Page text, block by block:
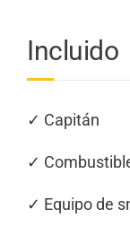
Incluido
✓ Capitán
✓
✓ Equipo de